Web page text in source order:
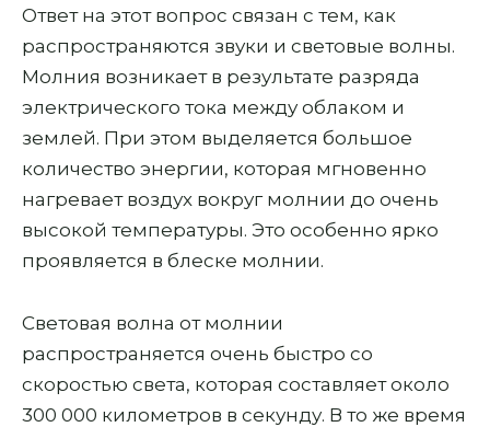
Ответ на этот вопрос связан с тем, как
распространяются звуки и световые волны.
Молния возникает в результате разряда
электрического тока между облаком и
землей. При этом выделяется большое
количество энергии, которая мгновенно
нагревает воздух вокруг молнии до очень
высокой температуры. Это особенно ярко
проявляется в блеске молнии.
Световая волна от молнии
распространяется очень быстро со
скоростью света, которая составляет около
300 000 километров в секунду. В то же время